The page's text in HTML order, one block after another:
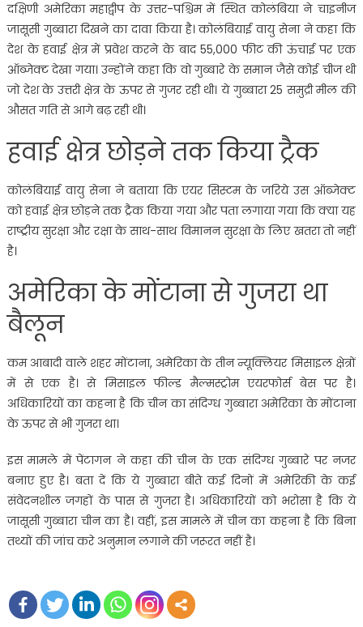
दक्षिणी अमेरिका महाद्वीप के उत्तर-पश्चिम में स्थित कोलंबिया ने चाइनीज
जासूसी गुब्बारा दिखने का दावा किया है। कोलंबियाई वायु सेना ने कहा कि
देश के हवाई क्षेत्र में प्रवेश करने के बाद 55,000 फीट की ऊंचाई पर एक
ऑब्‍जेक्‍ट देखा गया। उन्होंने कहा कि वो गुब्बारे के समान जैसे कोई चीज थी
जो देश के उत्तरी क्षेत्र के ऊपर से गुजर रही थी। ये गुब्बारा 25 समुद्री मील की
औसत गति से आगे बढ़ रही थी।
हवाई क्षेत्र छोड़ने तक किया ट्रैक
कोलंबियाई वायु सेना ने बताया कि एयर सिस्टम के जरिये उस ऑब्जेक्ट
को हवाई क्षेत्र छोड़ने तक ट्रैक किया गया और पता लगाया गया कि क्या यह
राष्ट्रीय सुरक्षा और रक्षा के साथ-साथ विमानन सुरक्षा के लिए खतरा तो नहीं
है।
अमेरिका के मोंटाना से गुजरा था
बैलून
कम आबादी वाले शहर मोंटाना, अमेरिका के तीन न्यूक्लियर मिसाइल क्षेत्रों
में से एक है। से मिसाइल फील्ड मैल्मस्ट्रोम एयरफोर्स बेस पर है।
अधिकारियों का कहना है कि चीन का संदिग्ध गुब्बारा अमेरिका के मोंटाना
के ऊपर से भी गुजरा था।
इस मामले में पेंटागन ने कहा की चीन के एक संदिग्ध गुब्बारे पर नजर
बनाए हुए है। बता दें कि ये गुब्बारा बीते कई दिनों में अमेरिकी के कई
संवेदनशील जगहों के पास से गुजरा है। अधिकारियों को भरोसा है कि ये
जासूसी गुब्बारा चीन का है। वहीं, इस मामले में चीन का कहना है कि बिना
तथ्यों की जांच करे अनुमान लगाने की जरूरत नहीं है।